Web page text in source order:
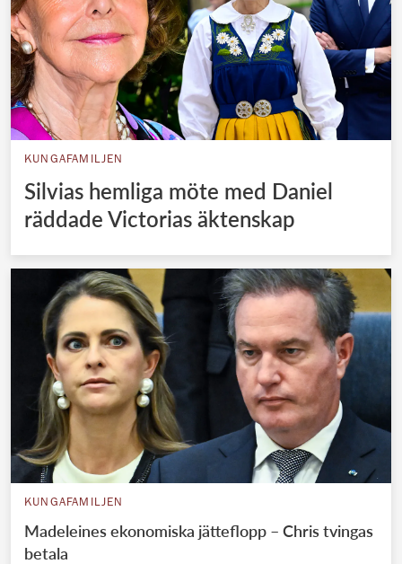
KUNGAFAMILJEN
Silvias hemliga möte med Daniel
räddade Victorias äktenskap
KUNGAFAMILJEN
Madeleines ekonomiska jätteflopp – Chris tvingas
betala